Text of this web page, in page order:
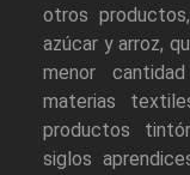
otros
azúcar y arroz,
menor
materias
productos
siglos